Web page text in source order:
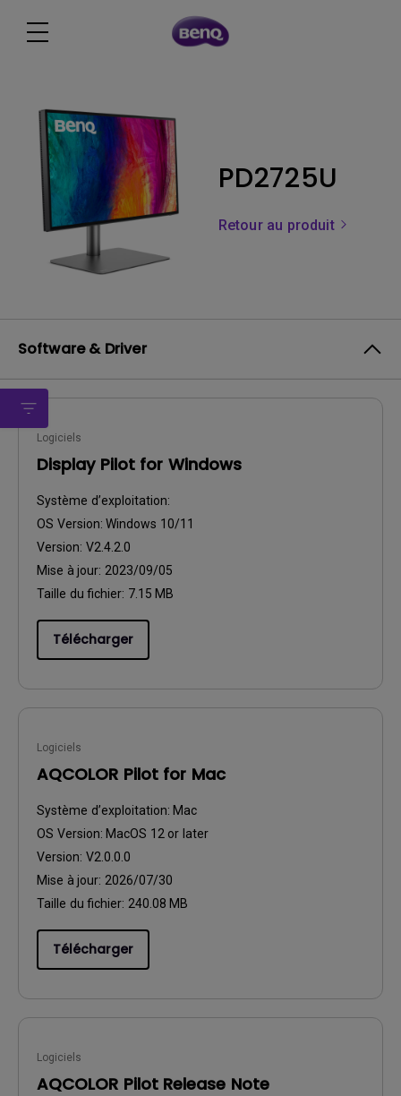
PD2725U
Retour au produit
Software & Driver
Logiciels
Display Pilot for Windows
Système d’exploitation:
OS Version: Windows 10/11
Version: V2.4.2.0
Mise à jour: 2023/09/05
Taille du fichier: 7.15 MB
Télécharger
Logiciels
AQCOLOR Pilot for Mac
Système d’exploitation: Mac
OS Version: MacOS 12 or later
Version: V2.0.0.0
Mise à jour: 2026/07/30
Taille du fichier: 240.08 MB
Télécharger
Logiciels
AQCOLOR Pilot Release Note